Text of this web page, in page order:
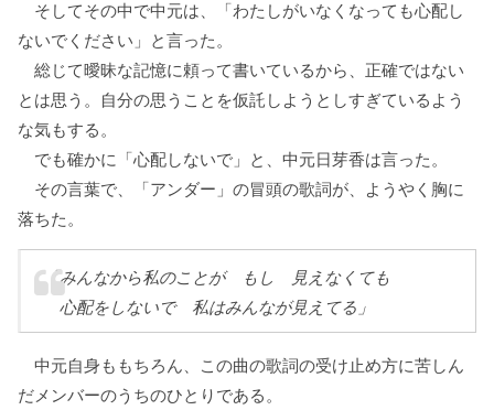
そしてその中で中元は、「わたしがいなくなっても心配し
ないでください」と言った。
総じて曖昧な記憶に頼って書いているから、正確ではない
とは思う。自分の思うことを仮託しようとしすぎているよう
な気もする。
でも確かに「心配しないで」と、中元日芽香は言った。
その言葉で、「アンダー」の冒頭の歌詞が、ようやく胸に
落ちた。
「みんなから私のことが もし 見えなくても
心配をしないで 私はみんなが見えてる」
中元自身ももちろん、この曲の歌詞の受け止め方に苦しん
だメンバーのうちのひとりである。